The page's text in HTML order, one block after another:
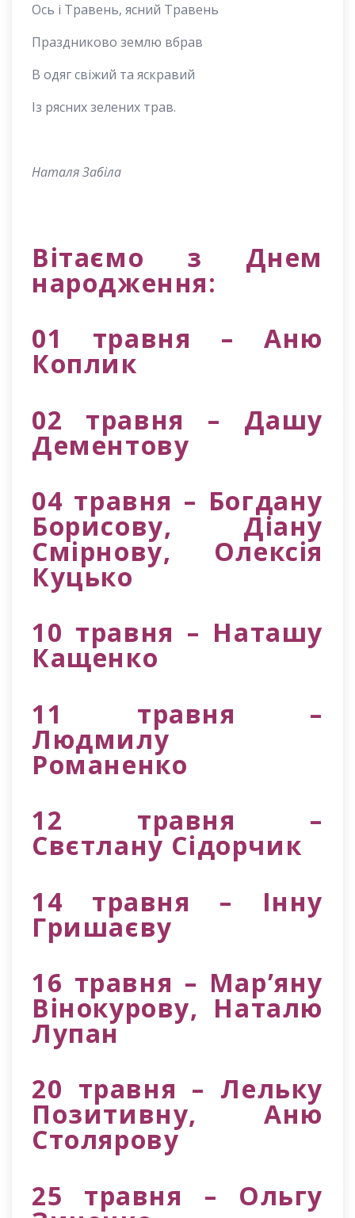
Ось і Травень, ясний Травень
Праздниково землю вбрав
В одяг свіжий та яскравий
Із рясних зелених трав.
Наталя Забіла
Вітаємо з Днем
народження:
01 травня – Аню
Коплик
02 травня – Дашу
Дементову
04 травня – Богдану
Борисову, Діану
Смірнову, Олексія
Куцько
10 травня – Наташу
Кащенко
11 травня –
Людмилу
Романенко
12 травня –
Свєтлану Сідорчик
14 травня – Інну
Гришаєву
16 травня – Мар’яну
Вінокурову, Наталю
Лупан
20 травня – Лельку
Позитивну, Аню
Столярову
25 травня – Ольгу